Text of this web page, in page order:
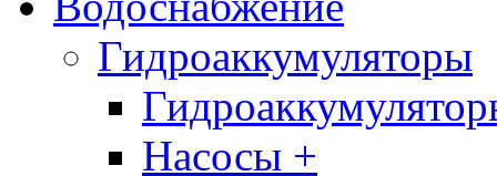
Гидроаккумуляторы
Насосы +